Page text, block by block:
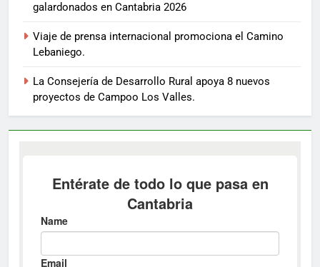
galardonados en Cantabria 2026
Viaje de prensa internacional promociona el Camino
Lebaniego.
La Consejería de Desarrollo Rural apoya 8 nuevos
proyectos de Campoo Los Valles.